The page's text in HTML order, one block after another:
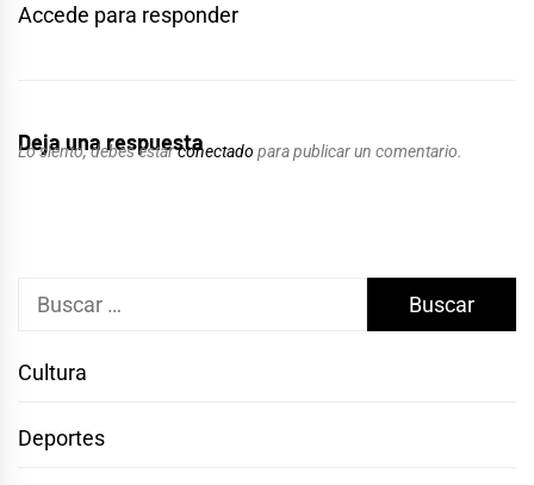
Accede para responder
Deja una respuesta
Lo siento, debes estarconectado para publicar un comentario.
Buscar:
Cultura
Deportes